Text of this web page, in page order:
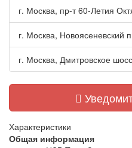
г. Москва, пр-т 60-Летия
г. Москва, Новоясеневский
г. Москва, Дмитровское
Характеристики
Общая информация